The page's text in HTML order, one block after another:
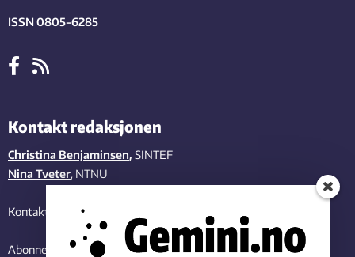
ISSN 0805-6285
Kontakt redaksjonen
Christina Benjaminsen, SINTEF
Nina Tveter, NTNU
Kontakt oss
Abonner på vårt nyhetsbrev